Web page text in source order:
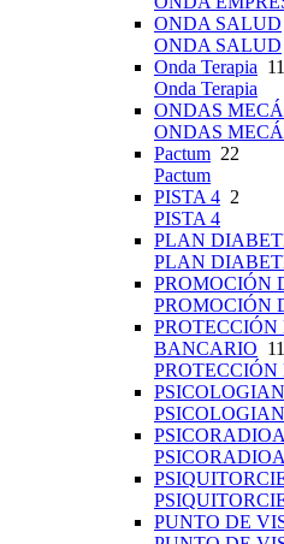
ONDA SALUD
ONDA SALUD
Onda Terapia 11
Onda Terapia
ONDAS
ONDAS
Pactum 22
Pactum
PISTA 4 2
PISTA 4
PLAN
PLAN
PROMOCIÓN
PROMOCIÓN
BANCARIO 11
PUNTO DE